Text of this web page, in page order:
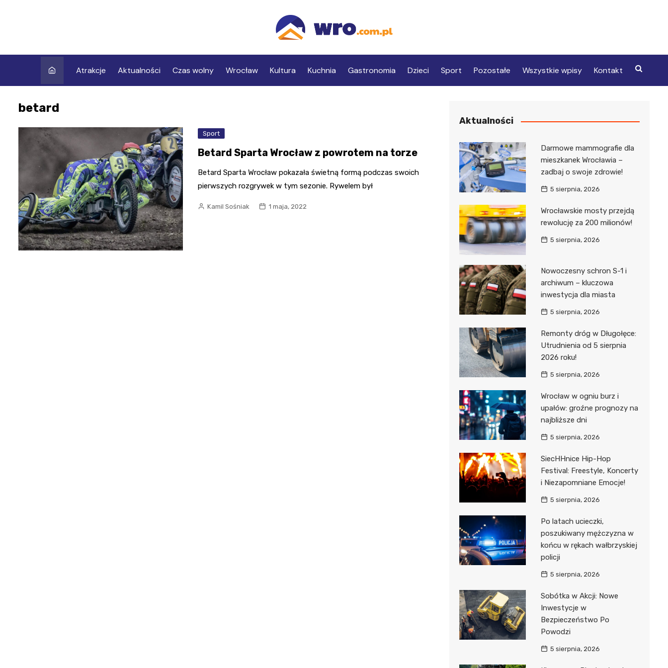
Atrakcje Aktualności Czas wolny Wrocław Kultura Kuchnia Gastronomia Dzieci Sport Pozostałe Wszystkie wpisy Kontakt
betard
Sport
Betard Sparta Wrocław z powrotem na torze
Betard Sparta Wrocław pokazała świetną formą podczas swoich
pierwszych rozgrywek w tym sezonie. Rywelem był
Kamil Sośniak 1 maja, 2022
Aktualności
Darmowe mammografie dla
mieszkanek Wrocławia –
zadbaj o swoje zdrowie!
5 sierpnia, 2026
Wrocławskie mosty przejdą
rewolucję za 200 milionów!
5 sierpnia, 2026
Nowoczesny schron S-1 i
archiwum – kluczowa
inwestycja dla miasta
5 sierpnia, 2026
Remonty dróg w Długołęce:
Utrudnienia od 5 sierpnia
2026 roku!
5 sierpnia, 2026
Wrocław w ogniu burz i
upałów: groźne prognozy na
najbliższe dni
5 sierpnia, 2026
SiecHHnice Hip-Hop
Festival: Freestyle, Koncerty
i Niezapomniane Emocje!
5 sierpnia, 2026
Po latach ucieczki,
poszukiwany mężczyzna w
końcu w rękach wałbrzyskiej
policji
5 sierpnia, 2026
Sobótka w Akcji: Nowe
Inwestycje w
Bezpieczeństwo Po
Powodzi
5 sierpnia, 2026